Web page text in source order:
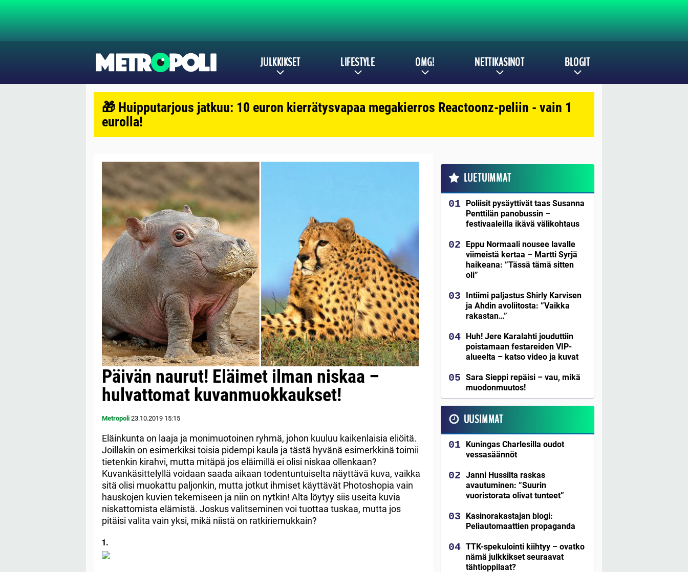
JULKKIKSET LIFESTYLE OMG! NETTIKASINOT BLOGIT
🎁 Huipputarjous jatkuu: 10 euron kierrätysvapaa megakierros Reactoonz-peliin - vain 1
eurolla!
Päivän naurut! Eläimet ilman niskaa –
hulvattomat kuvanmuokkaukset!
Metropoli 23.10.2019 15:15
Eläinkunta on laaja ja monimuotoinen ryhmä, johon kuuluu kaikenlaisia eliöitä.
Joillakin on esimerkiksi toisia pidempi kaula ja tästä hyvänä esimerkkinä toimii
tietenkin kirahvi, mutta mitäpä jos eläimillä ei olisi niskaa ollenkaan?
Kuvankäsittelyllä voidaan saada aikaan todentuntuiselta näyttävä kuva, vaikka
sitä olisi muokattu paljonkin, mutta jotkut ihmiset käyttävät Photoshopia vain
hauskojen kuvien tekemiseen ja niin on nytkin! Alta löytyy siis useita kuvia
niskattomista elämistä. Joskus valitseminen voi tuottaa tuskaa, mutta jos
pitäisi valita vain yksi, mikä niistä on ratkiriemukkain?
1.
LUETUIMMAT
Poliisit pysäyttivät taas Susanna
Penttilän panobussin –
festivaaleilla ikävä välikohtaus
Eppu Normaali nousee lavalle
viimeistä kertaa – Martti Syrjä
haikeana: ”Tässä tämä sitten
oli”
Intiimi paljastus Shirly Karvisen
ja Ahdin avoliitosta: ”Vaikka
rakastan…”
Huh! Jere Karalahti jouduttiin
poistamaan festareiden VIP-
alueelta – katso video ja kuvat
Sara Sieppi repäisi – vau, mikä
muodonmuutos!
UUSIMMAT
Kuningas Charlesilla oudot
vessasäännöt
Janni Hussilta raskas
avautuminen: ”Suurin
vuoristorata olivat tunteet”
Kasinorakastajan blogi:
Peliautomaattien propaganda
TTK-spekulointi kiihtyy – ovatko
nämä julkkikset seuraavat
tähtioppilaat?